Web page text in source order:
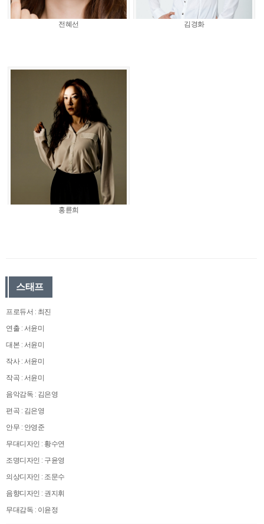
전혜선 김경화
홍륜희
스태프
프로듀서 : 최진
연출 : 서윤미
대본 : 서윤미
작사 : 서윤미
작곡 : 서윤미
음악감독 : 김은영
편곡 : 김은영
안무 : 안영준
무대디자인 : 황수연
조명디자인 : 구윤영
의상디자인 : 조문수
음향디자인 : 권지휘
무대감독 : 이윤정